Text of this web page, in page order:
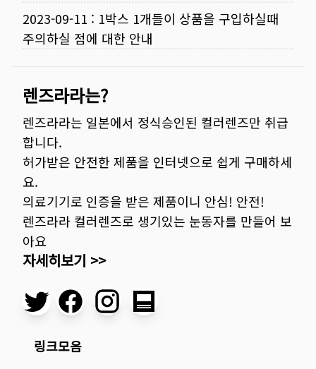
2023-09-11 : 1박스 1개들이 상품을 구입하실때
주의하실 점에 대한 안내
렌즈라라는?
렌즈라라는 일본에서 정식승인된 컬러렌즈만 취급
합니다.
허가받은 안전한 제품을 인터넷으로 쉽게 구매하세
요.
의료기기로 인증을 받은 제품이니 안심! 안전!
렌즈라라 컬러렌즈로 생기있는 눈동자를 만들어 보
아요
자세히보기 >>
링크모음